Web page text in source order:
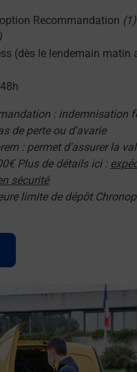
Recommandation (1)
(dès le lendemain matin
: indemnisation
de perte ou d'avarie
: permet d'assurer la
Plus de détails ici :
sécurité
limite de dépôt
un nouvel onglet